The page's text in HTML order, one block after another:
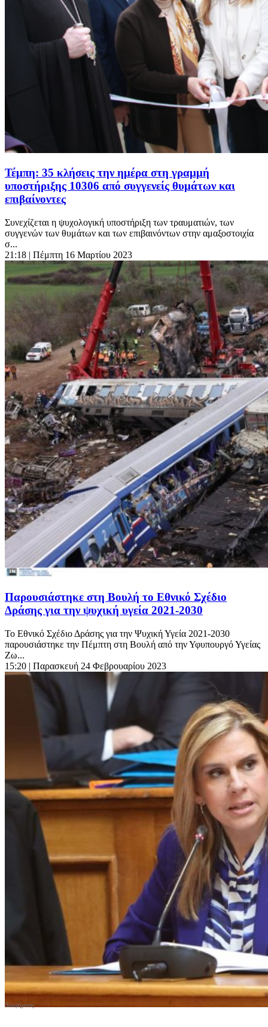
Τέμπη: 35 κλήσεις την ημέρα στη γραμμή
υποστήριξης 10306 από συγγενείς θυμάτων και
επιβαίνοντες
Συνεχίζεται η ψυχολογική υποστήριξη των τραυματιών, των
συγγενών των θυμάτων και των επιβαινόντων στην αμαξοστοιχία
σ...
21:18 | Πέμπτη 16 Μαρτίου 2023
Παρουσιάστηκε στη Βουλή το Εθνικό Σχέδιο
Δράσης για την ψυχική υγεία 2021-2030
Το Εθνικό Σχέδιο Δράσης για την Ψυχική Υγεία 2021-2030
παρουσιάστηκε την Πέμπτη στη Βουλή από την Υφυπουργό Υγείας
Ζω...
15:20 | Παρασκευή 24 Φεβρουαρίου 2023